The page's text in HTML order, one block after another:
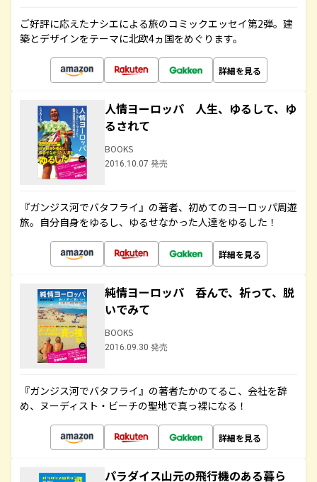
ご好評に応えたナシエによる旅のコミックエッセイ第2弾。建
築とデザインをテーマに北欧4ヵ国をめぐります。
詳細を見る
人情ヨーロッパ 人生、ゆるして、ゆ
るされて
BOOKS
2016.10.07 発売
『ガンジス河でバタフライ』の著者、初めてのヨーロッパ周遊
旅。自分自身をゆるし、ゆるせなかった人達をゆるした！
詳細を見る
純情ヨーロッパ 呑んで、祈って、脱
いでみて
BOOKS
2016.09.30 発売
『ガンジス河でバタフライ』の著者たかのてるこ、会社を辞
め、ヌーディスト・ビーチの聖地で真っ裸になる！
詳細を見る
パラダイス山元の飛行機のある暮ら